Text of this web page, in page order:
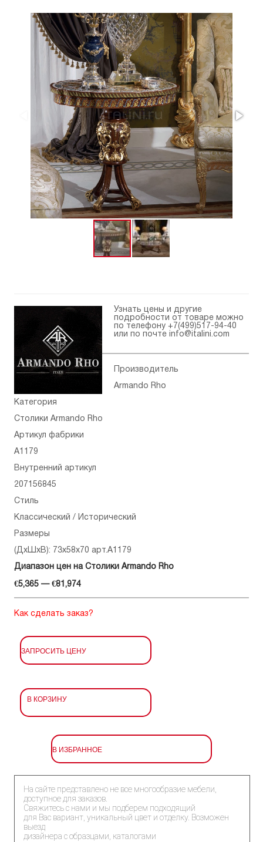
Узнать цены и другие
подробности от товаре можно
по телефону +7(499)517-94-40
или по почте
info@italini.com
Производитель
Armando Rho
Категория
Столики Armando Rho
Артикул фабрики
A1179
Внутренний артикул
207156845
Стиль
Классический / Исторический
Размеры
(ДхШхВ): 73x58x70 арт.A1179
Диапазон цен на Столики Armando Rho
€5,365 — €81,974
Как сделать заказ?
ЗАПРОСИТЬ ЦЕНУ
В КОРЗИНУ
В ИЗБРАННОЕ
На сайте представлено не все многообразие мебели,
доступное для заказов.
Свяжитесь с нами и мы подберем подходящий
для Вас вариант, уникальный цвет и отделку. Возможен
выезд
дизайнера с образцами, каталогами